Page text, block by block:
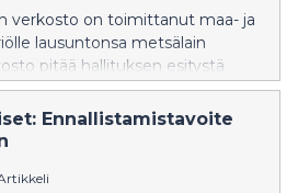
verkosto on toimittanut maa- ja
lausuntonsa metsälain
pitää hallituksen esitystä
mutta katsoo, että
vahvistettava
suomalaiset metsät
Ennallistamistavoite